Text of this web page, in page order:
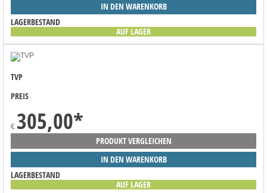
IN DEN WARENKORB
LAGERBESTAND
AUF LAGER
TVP
PREIS
€ 305,00*
PRODUKT VERGLEICHEN
IN DEN WARENKORB
LAGERBESTAND
AUF LAGER